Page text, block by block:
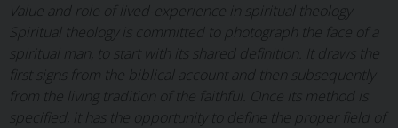
Value and role of lived-experience in spiritual theology
Spiritual theology is committed to photograph the face of a
spiritual man, to start with its shared definition. It draws the
first signs from the biblical account and then subsequently
from the living tradition of the faithful. Once its method is
specified, it has the opportunity to define the proper field of